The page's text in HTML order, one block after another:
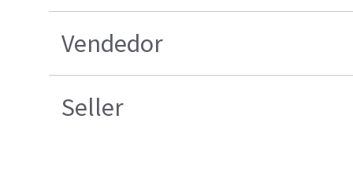
Vendedor
Seller